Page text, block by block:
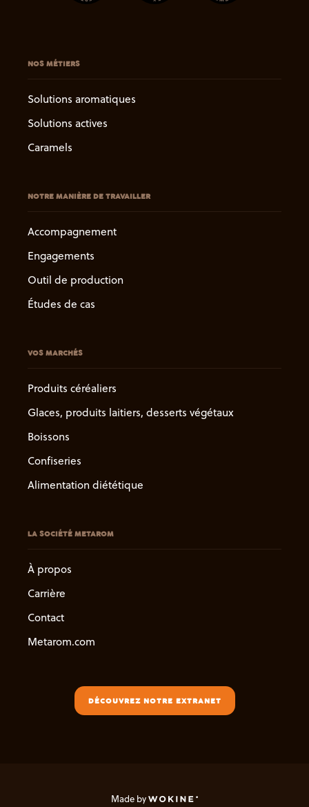
NOS MÉTIERS
Solutions aromatiques
Solutions actives
Caramels
NOTRE MANIÈRE DE TRAVAILLER
Accompagnement
Engagements
Outil de production
Études de cas
VOS MARCHÉS
Produits céréaliers
Glaces, produits laitiers, desserts végétaux
Boissons
Confiseries
Alimentation diététique
LA SOCIÉTÉ METAROM
À propos
Carrière
Contact
Metarom.com
DÉCOUVREZ NOTRE EXTRANET
Made by